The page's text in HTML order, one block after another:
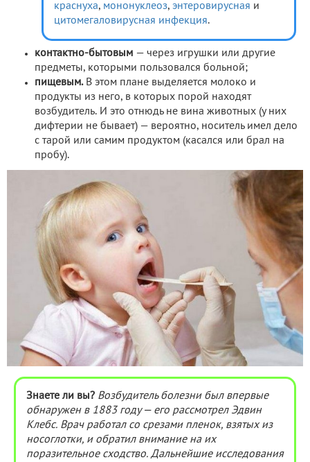
краснуха, мононуклеоз, энтеровирусная и
цитомегаловирусная инфекция.
контактно-бытовым — через игрушки или другие
предметы, которыми пользовался больной;
пищевым.В этом плане выделяется молоко и
продукты из него, в которых порой находят
возбудитель. И это отнюдь не вина животных (у них
дифтерии не бывает) — вероятно, носитель имел дело
с тарой или самим продуктом (касался или брал на
пробу).
Знаете ли вы? Возбудитель болезни был впервые
обнаружен в 1883 году — его рассмотрел Эдвин
Клебс. Врач работал со срезами пленок, взятых из
носоглотки, и обратил внимание на их
поразительное сходство. Дальнейшие исследования